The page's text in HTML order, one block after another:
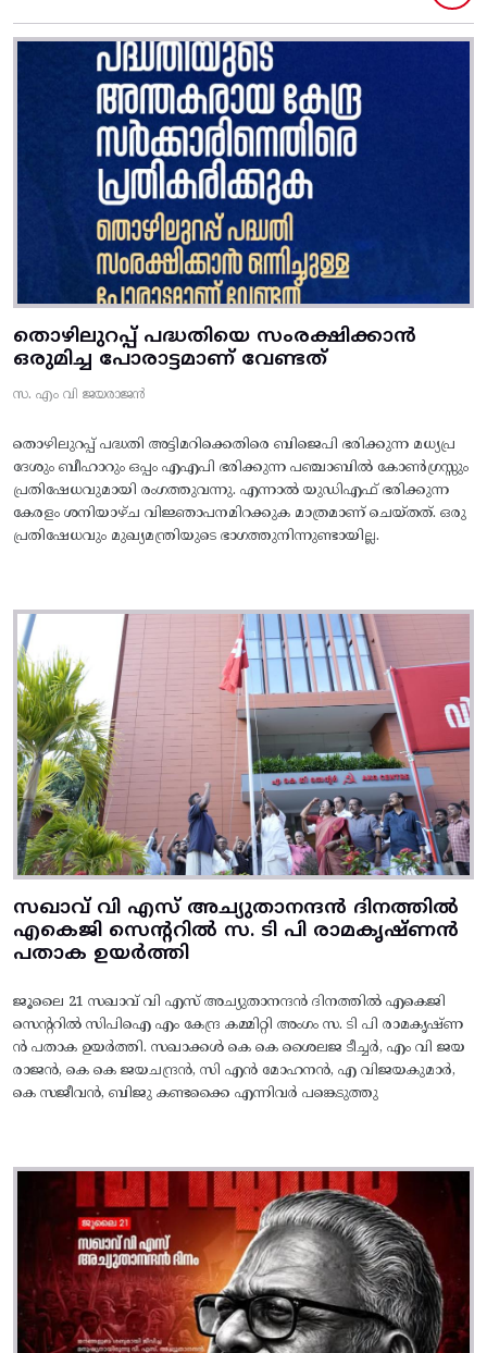
തൊഴിലുറപ്പ് പദ്ധതിയെ സംരക്ഷിക്കാൻ
ഒരുമിച്ച പോരാട്ടമാണ് വേണ്ടത്
സ. എം വി ജയരാജൻ
തൊഴിലുറപ്പ് പദ്ധതി അട്ടിമറിക്കെതിരെ ബിജെപി ഭരിക്കുന്ന മധ്യപ്ര
ദേശും ബീഹാറും ഒപ്പം എഎപി ഭരിക്കുന്ന പഞ്ചാബിൽ കോൺഗ്രസ്സും
പ്രതിഷേധവുമായി രംഗത്തുവന്നു. എന്നാൽ യുഡിഎഫ് ഭരിക്കുന്ന
കേരളം ശനിയാഴ്ച വിജ്ഞാപനമിറക്കുക മാത്രമാണ് ചെയ്തത്. ഒരു
പ്രതിഷേധവും മുഖ്യമന്ത്രിയുടെ ഭാഗത്തുനിന്നുണ്ടായില്ല.
സഖാവ് വി എസ് അച്യുതാനന്ദൻ ദിനത്തിൽ
എകെജി സെന്ററിൽ സ. ടി പി രാമകൃഷ്‌ണൻ
പതാക ഉയർത്തി
ജൂലൈ 21 സഖാവ് വി എസ് അച്യുതാനന്ദൻ ദിനത്തിൽ എകെജി
സെന്ററിൽ സിപിഐ എം കേന്ദ്ര കമ്മിറ്റി അംഗം സ. ടി പി രാമകൃഷ്‌ണ
ൻ പതാക ഉയർത്തി. സഖാക്കൾ കെ കെ ശൈലജ ടീച്ചർ, എം വി ജയ
രാജൻ, കെ കെ ജയചന്ദ്രൻ, സി എൻ മോഹനൻ, എ വിജയകുമാർ,
കെ സജീവൻ, ബിജു കണ്ടക്കൈ എന്നിവർ പങ്കെടുത്തു